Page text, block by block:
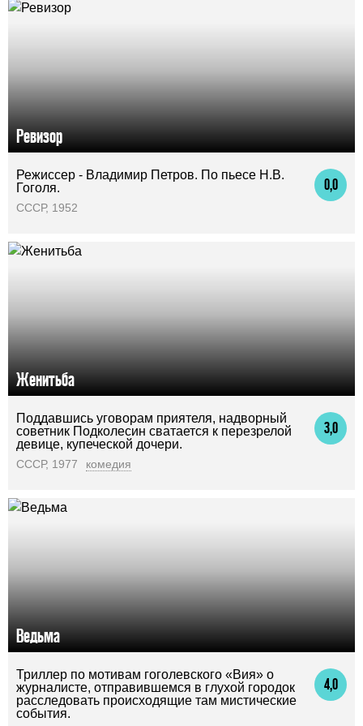
Ревизор
0,0
Режиссер - Владимир Петров. По пьесе Н.В.
Гоголя.
СССР, 1952
Женитьба
3,0
Поддавшись уговорам приятеля, надворный
советник Подколесин сватается к перезрелой
девице, купеческой дочери.
СССР, 1977 комедия
Ведьма
4,0
Триллер по мотивам гоголевского «Вия» о
журналисте, отправившемся в глухой городок
расследовать происходящие там мистические
события.